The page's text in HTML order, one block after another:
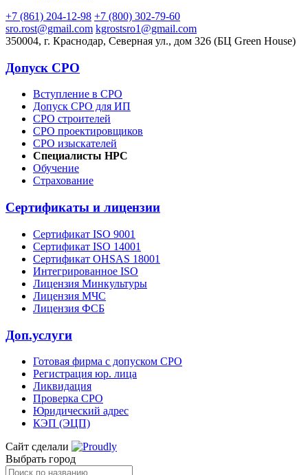
+7 (861) 204-12-98 +7 (800) 302-79-60
sro.rost@gmail.com kgrostsro1@gmail.com
350004, г. Краснодар, Северная ул., дом 326 (БЦ Green House)
Допуск СРО
Вступление в СРО
Допуск СРО для ИП
СРО строителей
СРО проектировщиков
СРО изыскателей
Специалисты НРС
Обучение
Страхование
Сертификаты и лицензии
Сертификат ISO 9001
Сертификат ISO 14001
Сертификат OHSAS 18001
Интегрированное ISO
Лицензия Минкультуры
Лицензия МЧС
Лицензия ФСБ
Доп.услуги
Готовая фирма с допуском СРО
Регистрация юр. лица
Ликвидация
Проверка СРО
Юридический адрес
КЭП (ЭЦП)
Сайт сделали
Выбрать город